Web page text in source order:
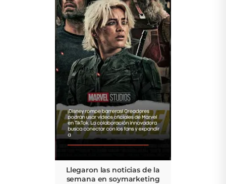
Llegaron las noticias de la
semana en soymarketing